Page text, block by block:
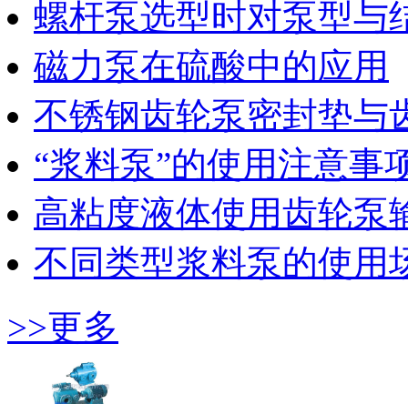
螺杆泵选型时对泵型与
磁力泵在硫酸中的应用
不锈钢齿轮泵密封垫与
“浆料泵”的使用注意事
高粘度液体使用齿轮泵
不同类型浆料泵的使用
>>更多